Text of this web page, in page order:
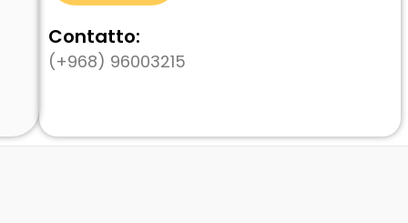
Contatto:
(+968) 96003215